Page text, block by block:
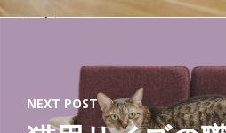
ト
て
の
NEXT POST